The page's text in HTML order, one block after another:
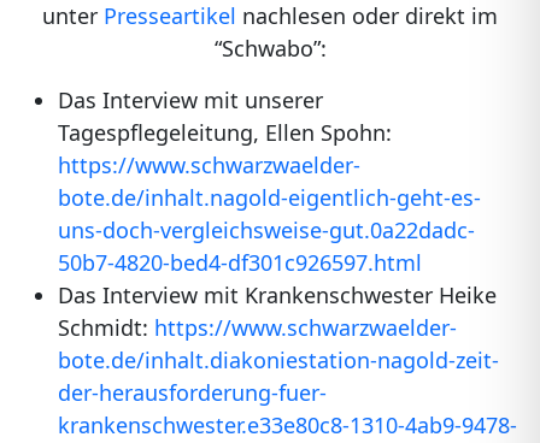
unter Presseartikel nachlesen oder direkt im
“Schwabo”:
Das Interview mit unserer
Tagespflegeleitung, Ellen Spohn:
https://www.schwarzwaelder-
bote.de/inhalt.nagold-eigentlich-geht-es-
uns-doch-vergleichsweise-gut.0a22dadc-
50b7-4820-bed4-df301c926597.html
Das Interview mit Krankenschwester Heike
Schmidt: https://www.schwarzwaelder-
bote.de/inhalt.diakoniestation-nagold-zeit-
der-herausforderung-fuer-
krankenschwester.e33e80c8-1310-4ab9-9478-